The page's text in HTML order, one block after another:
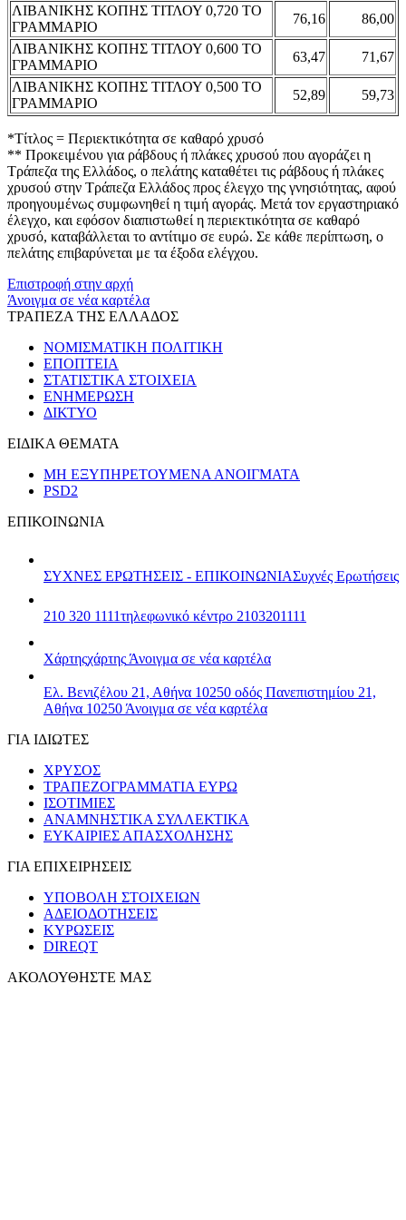
ΛΙΒΑΝΙΚΗΣ ΚΟΠΗΣ ΤΙΤΛΟΥ 0,720 ΤΟ
ΓΡΑΜΜΑΡΙΟ
76,16
86,00
ΛΙΒΑΝΙΚΗΣ ΚΟΠΗΣ ΤΙΤΛΟΥ 0,600 ΤΟ
ΓΡΑΜΜΑΡΙΟ
63,47
71,67
ΛΙΒΑΝΙΚΗΣ ΚΟΠΗΣ ΤΙΤΛΟΥ 0,500 ΤΟ
ΓΡΑΜΜΑΡΙΟ
52,89 59,73
*Τίτλος = Περιεκτικότητα σε καθαρό χρυσό
** Προκειμένου για ράβδους ή πλάκες χρυσού που αγοράζει η
Τράπεζα της Ελλάδος, ο πελάτης καταθέτει τις ράβδους ή πλάκες
χρυσού στην Τράπεζα Ελλάδος προς έλεγχο της γνησιότητας, αφού
προηγουμένως συμφωνηθεί η τιμή αγοράς. Μετά τον εργαστηριακό
έλεγχο, και εφόσον διαπιστωθεί η περιεκτικότητα σε καθαρό
χρυσό, καταβάλλεται το αντίτιμο σε ευρώ. Σε κάθε περίπτωση, ο
πελάτης επιβαρύνεται με τα έξοδα ελέγχου.
Επιστροφή στην αρχή
Άνοιγμα σε νέα καρτέλα
ΤΡΑΠΕΖΑ ΤΗΣ ΕΛΛΑΔΟΣ
ΝΟΜΙΣΜΑΤΙΚΗ ΠΟΛΙΤΙΚΗ
ΕΠΟΠΤΕΙΑ
ΣΤΑΤΙΣΤΙΚΑ ΣΤΟΙΧΕΙΑ
ΕΝΗΜΕΡΩΣΗ
ΔΙΚΤΥΟ
ΕΙΔΙΚΑ ΘΕΜΑΤΑ
ΜΗ ΕΞΥΠΗΡΕΤΟΥΜΕΝΑ ΑΝΟΙΓΜΑΤΑ
PSD2
ΕΠΙΚΟΙΝΩΝΙΑ
ΣΥΧΝΕΣ ΕΡΩΤΗΣΕΙΣ - ΕΠΙΚΟΙΝΩΝΙΑΣυχνές Ερωτήσεις
210 320 1111τηλεφωνικό κέντρο 2103201111
Χάρτηςχάρτης Άνοιγμα σε νέα καρτέλα
Ελ. Βενιζέλου 21, Αθήνα 10250 οδός Πανεπιστημίου 21,
Αθήνα 10250 Άνοιγμα σε νέα καρτέλα
ΓΙΑ ΙΔΙΩΤΕΣ
ΧΡΥΣΟΣ
ΤΡΑΠΕΖΟΓΡΑΜΜΑΤΙΑ ΕΥΡΩ
ΙΣΟΤΙΜΙΕΣ
ΑΝΑΜΝΗΣΤΙΚΑ ΣΥΛΛΕΚΤΙΚΑ
ΕΥΚΑΙΡΙΕΣ ΑΠΑΣΧΟΛΗΣΗΣ
ΓΙΑ ΕΠΙΧΕΙΡΗΣΕΙΣ
ΥΠΟΒΟΛΗ ΣΤΟΙΧΕΙΩΝ
ΑΔΕΙΟΔΟΤΗΣΕΙΣ
ΚΥΡΩΣΕΙΣ
DIREQT
ΑΚΟΛΟΥΘΗΣΤΕ ΜΑΣ